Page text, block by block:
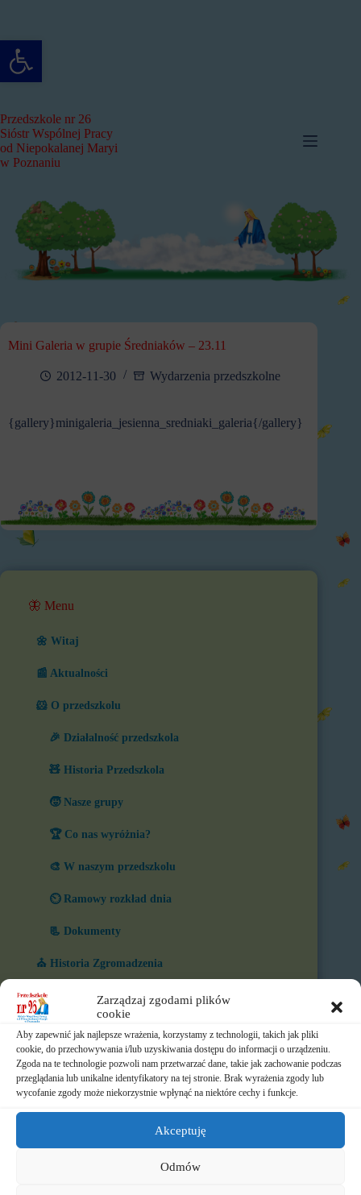
Otwórz pasek narzędzi
Zarządzaj zgodami plików
cookie
Aby zapewnić jak najlepsze wrażenia, korzystamy z technologii, takich jak pliki
cookie, do przechowywania i/lub uzyskiwania dostępu do informacji o urządzeniu.
Zgoda na te technologie pozwoli nam przetwarzać dane, takie jak zachowanie podczas
przeglądania lub unikalne identyfikatory na tej stronie. Brak wyrażenia zgody lub
wycofanie zgody może niekorzystnie wpłynąć na niektóre cechy i funkcje.
Akceptuję
Odmów
Przedszkole nr 26
Sióstr Wspólnej Pracy
od Niepokalanej Maryi
w Poznaniu
Mini Galeria w grupie Średniaków – 23.11
2012-11-30 Wydarzenia przedszkolne
{gallery}minigaleria_jesienna_sredniaki_galeria{/gallery}
🦋 Menu
🌼 Witaj
📰 Aktualności
🐹 O przedszkolu
🎉 Działalność przedszkola
🧸 Historia Przedszkola
🧒 Nasze grupy
🏆 Co nas wyróżnia?
🎨 W naszym przedszkolu
⏲️ Ramowy rozkład dnia
📃 Dokumenty
⛪ Historia Zgromadzenia
📧 Kontakt
🚸 Rekrutacja
🌐 Polecamy